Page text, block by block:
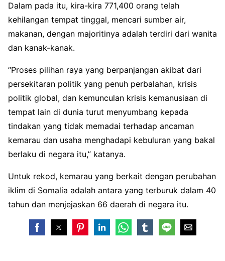
Dalam pada itu, kira-kira 771,400 orang telah
kehilangan tempat tinggal, mencari sumber air,
makanan, dengan majoritinya adalah terdiri dari wanita
dan kanak-kanak.
“Proses pilihan raya yang berpanjangan akibat dari
persekitaran politik yang penuh perbalahan, krisis
politik global, dan kemunculan krisis kemanusiaan di
tempat lain di dunia turut menyumbang kepada
tindakan yang tidak memadai terhadap ancaman
kemarau dan usaha menghadapi kebuluran yang bakal
berlaku di negara itu,” katanya.
Untuk rekod, kemarau yang berkait dengan perubahan
iklim di Somalia adalah antara yang terburuk dalam 40
tahun dan menjejaskan 66 daerah di negara itu.